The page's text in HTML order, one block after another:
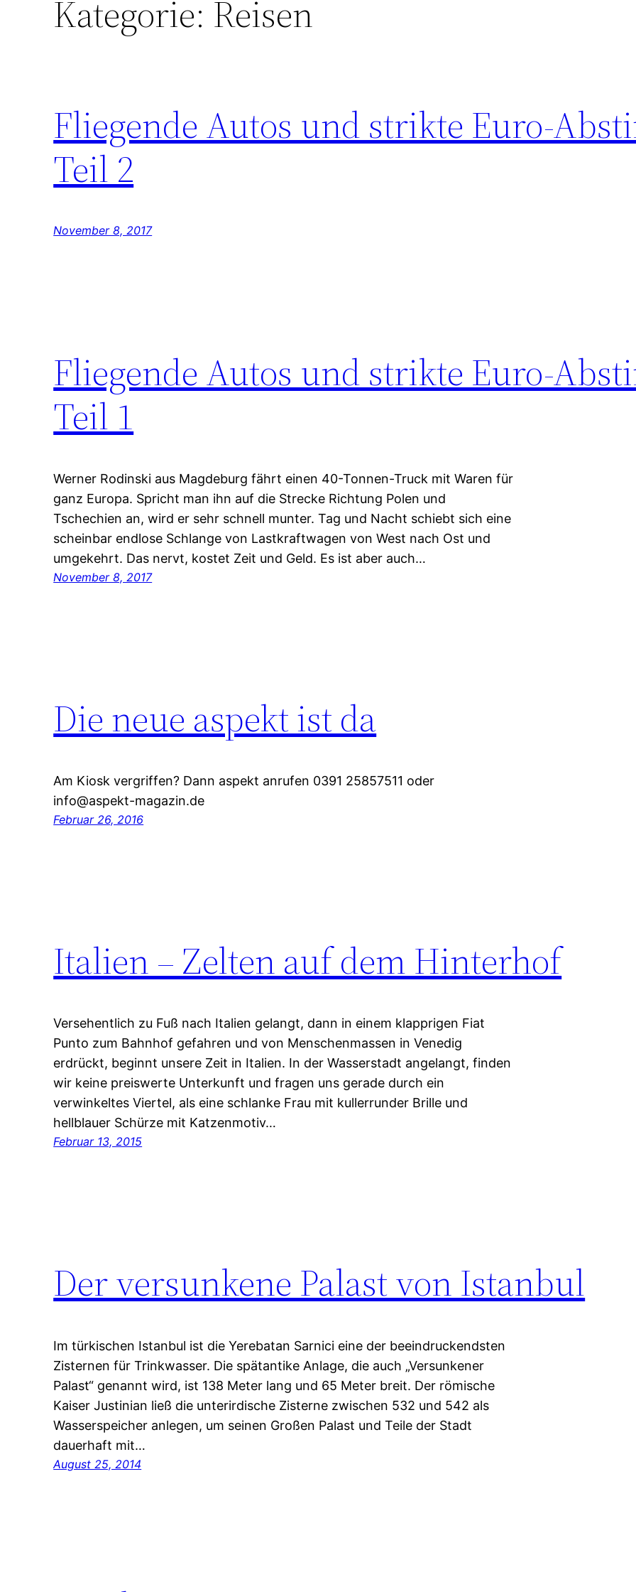
Kategorie: Reisen
Fliegende Autos und strikte Euro-
Teil 2
November 8, 2017
Fliegende Autos und strikte Euro-
Teil 1
Werner Rodinski aus Magdeburg fährt einen 40-Tonnen-Truck mit Waren für
ganz Europa. Spricht man ihn auf die Strecke Richtung Polen und
Tschechien an, wird er sehr schnell munter. Tag und Nacht schiebt sich eine
scheinbar endlose Schlange von Lastkraftwagen von West nach Ost und
umgekehrt. Das nervt, kostet Zeit und Geld. Es ist aber auch…
November 8, 2017
Die neue aspekt ist da
Am Kiosk vergriffen? Dann aspekt anrufen 0391 25857511 oder
info@aspekt-magazin.de
Februar 26, 2016
Italien – Zelten auf dem Hinterhof
Versehentlich zu Fuß nach Italien gelangt, dann in einem klapprigen Fiat
Punto zum Bahnhof gefahren und von Menschenmassen in Venedig
erdrückt, beginnt unsere Zeit in Italien. In der Wasserstadt angelangt, finden
wir keine preiswerte Unterkunft und fragen uns gerade durch ein
verwinkeltes Viertel, als eine schlanke Frau mit kullerrunder Brille und
hellblauer Schürze mit Katzenmotiv…
Februar 13, 2015
Der versunkene Palast von Istanbul
Im türkischen Istanbul ist die Yerebatan Sarnici eine der beeindruckendsten
Zisternen für Trinkwasser. Die spätantike Anlage, die auch „Versunkener
Palast“ genannt wird, ist 138 Meter lang und 65 Meter breit. Der römische
Kaiser Justinian ließ die unterirdische Zisterne zwischen 532 und 542 als
Wasserspeicher anlegen, um seinen Großen Palast und Teile der Stadt
dauerhaft mit…
August 25, 2014